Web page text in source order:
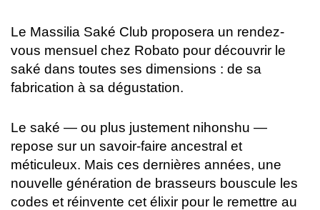
Le Massilia Saké Club proposera un rendez-
vous mensuel chez Robato pour découvrir le
saké dans toutes ses dimensions : de sa
fabrication à sa dégustation.
Le saké — ou plus justement nihonshu —
repose sur un savoir-faire ancestral et
méticuleux. Mais ces dernières années, une
nouvelle génération de brasseurs bouscule les
codes et réinvente cet élixir pour le remettre au